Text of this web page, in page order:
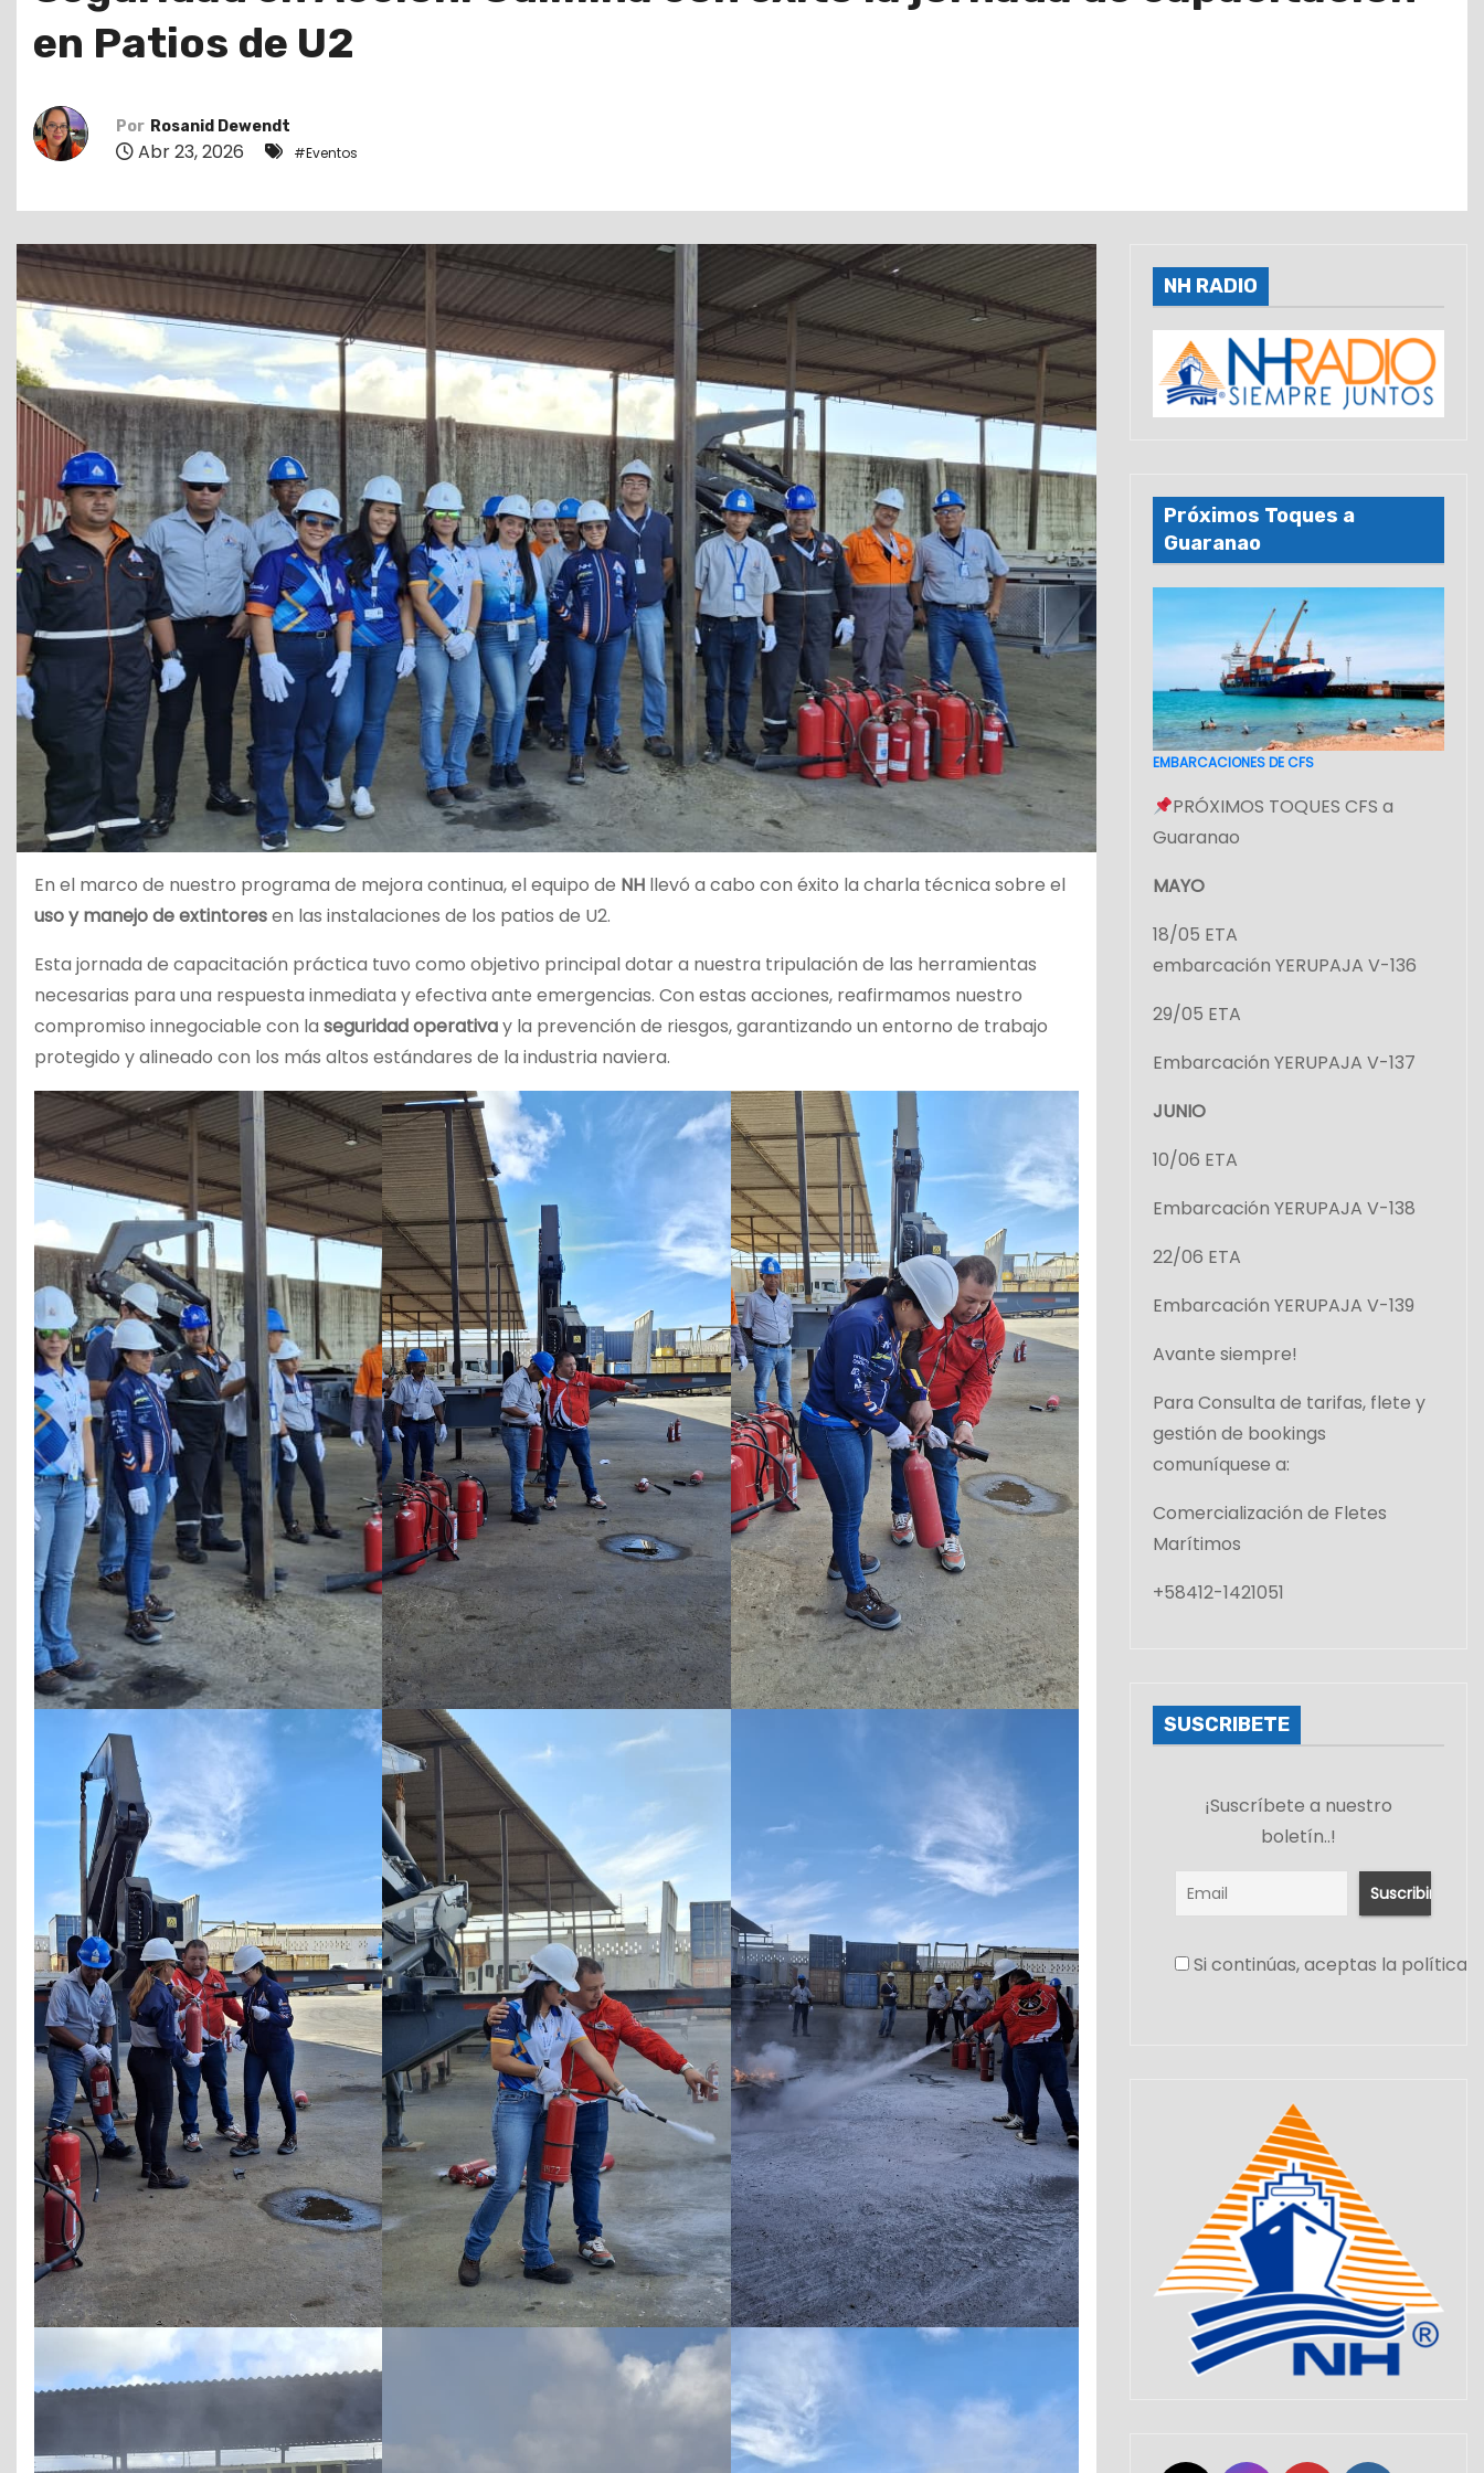
en Patios de U2
Por Rosanid Dewendt
Abr 23, 2026 #Eventos
En el marco de nuestro programa de mejora continua, el equipo de NH llevó a cabo con éxito la charla técnica sobre el
uso y manejo de extintoresen las instalaciones de los patios de U2.
Esta jornada de capacitación práctica tuvo como objetivo principal dotar a nuestra tripulación de las herramientas
necesarias para una respuesta inmediata y efectiva ante emergencias. Con estas acciones, reafirmamos nuestro
compromiso innegociable con la seguridad operativay la prevención de riesgos, garantizando un entorno de trabajo
protegido y alineado con los más altos estándares de la industria naviera.
NH RADIO
Próximos Toques a
Guaranao
EMBARCACIONES DE CFS
PRÓXIMOS TOQUES CFS a
Guaranao
MAYO
18/05 ETA
embarcación YERUPAJA V-136
29/05 ETA
Embarcación YERUPAJA V-137
JUNIO
10/06 ETA
Embarcación YERUPAJA V-138
22/06 ETA
Embarcación YERUPAJA V-139
Avante siempre!
Para Consulta de tarifas, flete y
gestión de bookings
comuníquese a:
Comercialización de Fletes
Marítimos
+58412-1421051
SUSCRIBETE
¡Suscríbete a nuestro
boletín..!
Si continúas, aceptas la política